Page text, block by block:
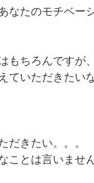
なたのモチベー
もちろんですが、
ていただきたいな
だきたい。。。
ことは言いません